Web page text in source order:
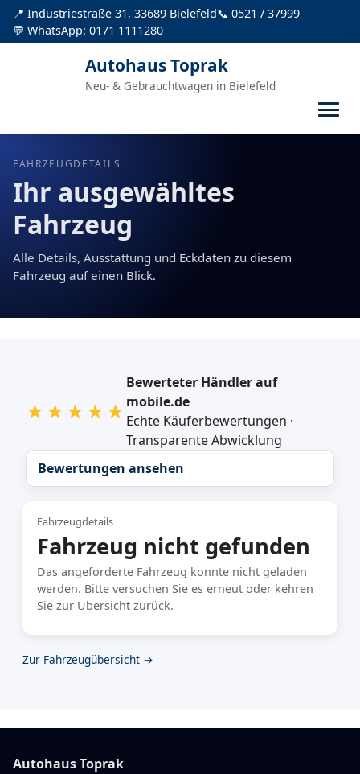
📍 Industriestraße 31, 33689 Bielefeld📞 0521 / 37999
💬 WhatsApp: 0171 1111280
Autohaus Toprak
Neu- & Gebrauchtwagen in Bielefeld
FAHRZEUGDETAILS
Ihr ausgewähltes
Fahrzeug
Alle Details, Ausstattung und Eckdaten zu diesem
Fahrzeug auf einen Blick.
★★★★★
Bewerteter Händler auf
mobile.de
Echte Käuferbewertungen ·
Transparente Abwicklung
Bewertungen ansehen
Fahrzeugdetails
Fahrzeug nicht gefunden
Das angeforderte Fahrzeug konnte nicht geladen
werden. Bitte versuchen Sie es erneut oder kehren
Sie zur Übersicht zurück.
Zur Fahrzeugübersicht →
Autohaus Toprak